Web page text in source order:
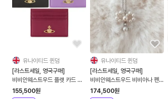
유나이티드 퀸덤
[라스트세일, 영국구매]
비비안웨스트우드 플랫 카드 홀
더 3D orb
155,500원
유나이티드 퀸덤
[라스트세일, 영국구매]
비비안웨스트우드 비비아나 펜던
트 목걸이 2컬러
174,500원